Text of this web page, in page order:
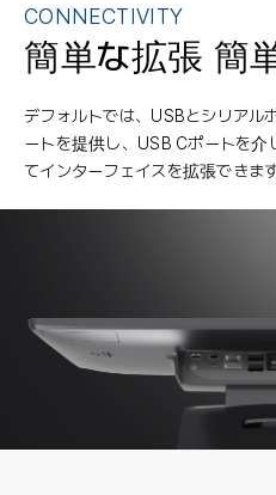
CONNECTIVITY
簡単な拡張 簡
デフォルトでは、USBとシリアル
ートを提供し、USB Cポートを
てインターフェイスを拡張できま